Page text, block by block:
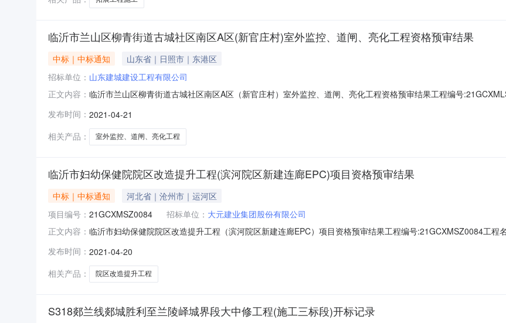
临沂市兰山区柳青街道古城社区南区A区(新官庄村)室外监控、道闸、亮化工程资格预审结果
中标｜中标通知
山东省｜日照市｜东港区
招标单位： 山东建城建设工程有限公司
正文内容： 临沂市兰山区柳青街道古城社区南区A区（新官庄村）室外监控、道闸、亮化工程资格预审结果工程编号
政航工程咨询有限公司建设单位:标段分类:以下为资格预审不通过单位名单位名称:项目经理/总监:审查结果:不通过
资格预
发布时间： 2021-04-21
相关产品：
室外监控、道闸、亮化工程
临沂市妇幼保健院院区改造提升工程(滨河院区新建连廊EPC)项目资格预审结果
中标｜中标通知
河北省｜沧州市｜运河区
项目编号： 21GCXMSZ0084 招标单位： 大元建业集团股份有限公司
正文内容： 临沂市妇幼保健院院区改造提升工程（滨河院区新建连廊EPC）项目资格预审结果工程编号:21GCXMSZ0084工
标段分类:以下为资格预审不通过单位名单位名称:项目经理/总监:审查结果:不通过原因:大元建业集团股份有限公司
程有
发布时间： 2021-04-20
相关产品：
院区改造提升工程
S318郯兰线郯城胜利至兰陵峄城界段大中修工程(施工三标段)开标记录